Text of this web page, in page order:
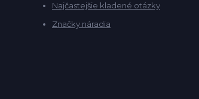
Najčastejšie kladené otázky
Značky náradia